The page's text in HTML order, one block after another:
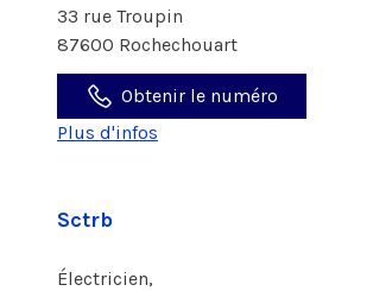
33 rue Troupin
87600 Rochechouart
Obtenir le numéro
Plus d'infos
Sctrb
Électricien,